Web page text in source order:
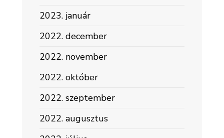
2023. január
2022. december
2022. november
2022. október
2022. szeptember
2022. augusztus